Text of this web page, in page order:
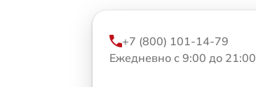
+7 (800) 101-14-79
Ежедневно с 9:00 до 21:00